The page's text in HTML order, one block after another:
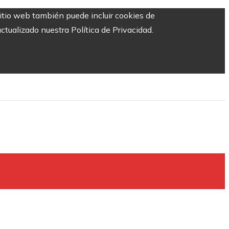
web también puede incluir cookies de
nuestra Política de Privacidad.